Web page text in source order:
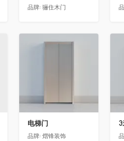
品牌: 骊住木门
收藏
电梯门
品牌: 熠锋装饰